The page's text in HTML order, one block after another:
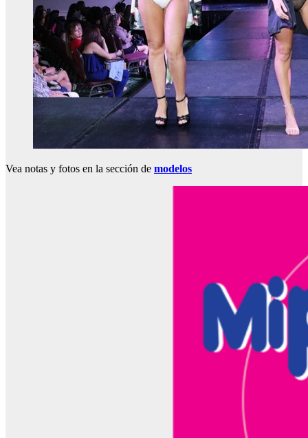
Vea notas y fotos en la sección de modelos